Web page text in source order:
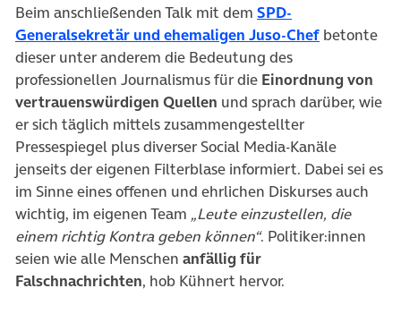
Beim anschließenden Talk mit dem SPD-
Generalsekretär und ehemaligen Juso-Chef(öffnet in
betonte
dieser unter anderem die Bedeutung des
professionellen Journalismus für die Einordnung von
vertrauenswürdigen Quellen und sprach darüber, wie
er sich täglich mittels zusammengestellter
Pressespiegel plus diverser Social Media-Kanäle
jenseits der eigenen Filterblase informiert. Dabei sei es
im Sinne eines offenen und ehrlichen Diskurses auch
wichtig, im eigenen Team „Leute einzustellen, die
einem richtig Kontra geben können“. Politiker:innen
seien wie alle Menschen anfällig für
Falschnachrichten, hob Kühnert hervor.